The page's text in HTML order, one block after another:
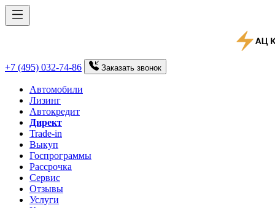
+7 (495) 032-74-86 Заказать звонок
Автомобили
Лизинг
Автокредит
Директ
Trade-in
Выкуп
Госпрограммы
Рассрочка
Сервис
Отзывы
Услуги